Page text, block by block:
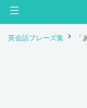
英会話フレーズ集